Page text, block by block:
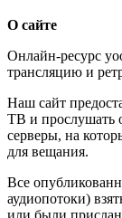
О сайте
Онлайн-ресурс
трансляцию и
Наш сайт
ТВ и прослушать
серверы, на
для вещания.
Все
аудиопотоки)